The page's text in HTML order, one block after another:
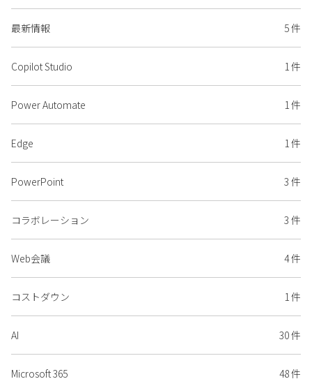
最新情報 5 件
Copilot Studio 1 件
Power Automate 1 件
Edge 1 件
PowerPoint 3 件
コラボレーション 3 件
Web会議 4 件
コストダウン 1 件
AI 30 件
Microsoft 365 48 件